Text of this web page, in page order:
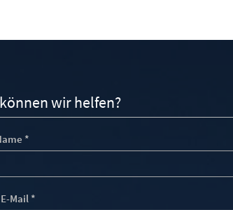
wir helfen?
*
Mail *